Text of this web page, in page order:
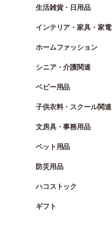
生活雑貨・日用品
インテリア・家具・家電
ホームファッション
シニア・介護関連
ベビー用品
子供衣料・スクール関連
文房具・事務用品
ペット用品
防災用品
ハコストック
ギフト